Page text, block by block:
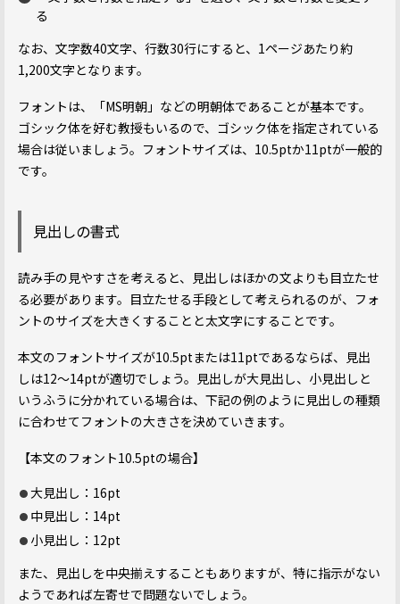
る
なお、文字数40文字、行数30行にすると、1ページあたり約
1,200文字となります。
フォントは、「MS明朝」などの明朝体であることが基本です。
ゴシック体を好む教授もいるので、ゴシック体を指定されている
場合は従いましょう。フォントサイズは、10.5ptか11ptが一般的
です。
見出しの書式
読み手の見やすさを考えると、見出しはほかの文よりも目立たせ
る必要があります。目立たせる手段として考えられるのが、フォ
ントのサイズを大きくすることと太文字にすることです。
本文のフォントサイズが10.5ptまたは11ptであるならば、見出
しは12～14ptが適切でしょう。見出しが大見出し、小見出しと
いうふうに分かれている場合は、下記の例のように見出しの種類
に合わせてフォントの大きさを決めていきます。
【本文のフォント10.5ptの場合】
大見出し：16pt
中見出し：14pt
小見出し：12pt
また、見出しを中央揃えすることもありますが、特に指示がない
ようであれば左寄せで問題ないでしょう。